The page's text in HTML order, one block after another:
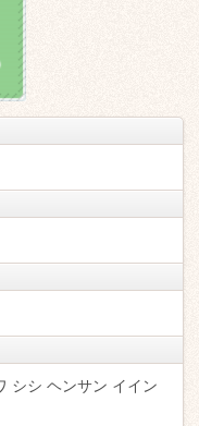
シシ ヘンサン イイン